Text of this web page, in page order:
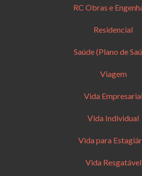
RC Obras e
Residencial
Saúde (Plano de
Viagem
Vida
Vida Individual
Vida para
Vida Resgatável